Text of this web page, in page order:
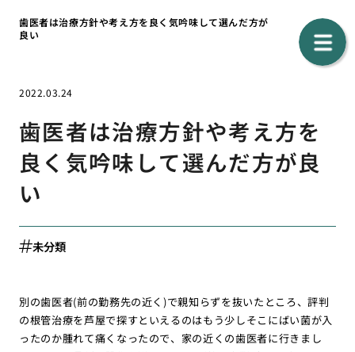
歯医者は治療方針や考え方を良く気吟味して選んだ方が
良い
2022.03.24
歯医者は治療方針や考え方を
良く気吟味して選んだ方が良
い
未分類
別の歯医者(前の勤務先の近く)で親知らずを抜いたところ、評判
の根管治療を芦屋で探すといえるのはもう少しそこにばい菌が入
ったのか腫れて痛くなったので、家の近くの歯医者に行きまし